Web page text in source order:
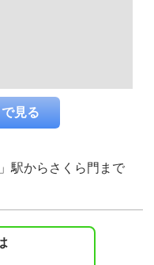
見る
駅からさくら門まで